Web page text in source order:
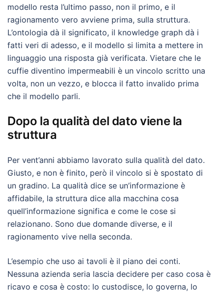
modello resta l’ultimo passo, non il primo, e il
ragionamento vero avviene prima, sulla struttura.
L’ontologia dà il significato, il knowledge graph dà i
fatti veri di adesso, e il modello si limita a mettere in
linguaggio una risposta già verificata. Vietare che le
cuffie diventino impermeabili è un vincolo scritto una
volta, non un vezzo, e blocca il fatto invalido prima
che il modello parli.
Dopo la qualità del dato viene la
struttura
Per vent’anni abbiamo lavorato sulla qualità del dato.
Giusto, e non è finito, però il vincolo si è spostato di
un gradino. La qualità dice se un’informazione è
affidabile, la struttura dice alla macchina cosa
quell’informazione significa e come le cose si
relazionano. Sono due domande diverse, e il
ragionamento vive nella seconda.
L’esempio che uso ai tavoli è il piano dei conti.
Nessuna azienda seria lascia decidere per caso cosa è
ricavo e cosa è costo: lo custodisce, lo governa, lo